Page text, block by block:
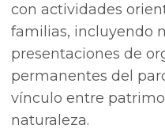
con actividades
familias, incluyendo
presentaciones de
permanentes del
vínculo entre
naturaleza.